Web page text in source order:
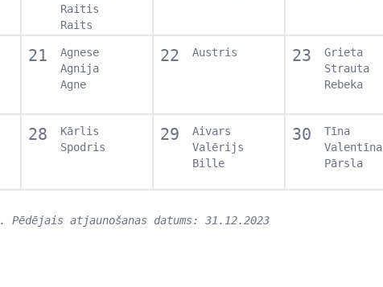
Raitis
Raits
21
Agnese
Agnija
Agne
22 Austris 23
Grieta
Strauta
Rebeka
28
Kārlis
Spodris
29
Aivars
Valērijs
Bille
30
Tīna
Valentīna
Pārsla
. Pēdējais atjaunošanas datums: 31.12.2023